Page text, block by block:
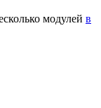
модулей в